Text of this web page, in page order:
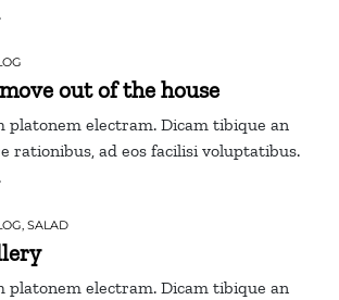
out of the house
platonem electram. Dicam tibique an
rationibus, ad eos facilisi voluptatibus.
, SALAD
platonem electram. Dicam tibique an